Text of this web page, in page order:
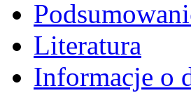
Literatura
Informacje o